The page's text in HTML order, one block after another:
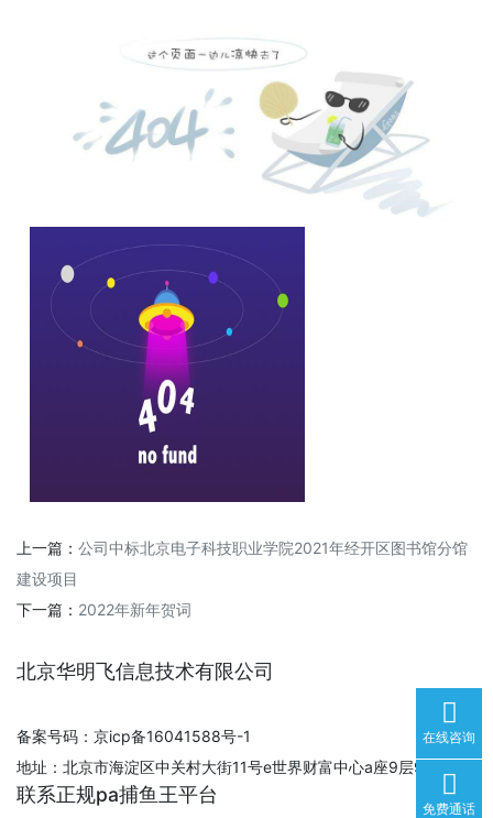
上一篇： 公司中标北京电子科技职业学院2021年经开区图书馆分馆
建设项目
下一篇： 2022年新年贺词
北京华明飞信息技术有限公司
备案号码：京icp备16041588号-1
地址：北京市海淀区中关村大街11号e世界财富中心a座9层930室
联系正规pa捕鱼王平台
在线咨询
免费通话